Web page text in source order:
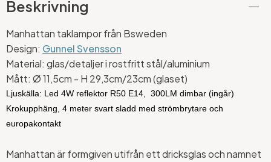
Beskrivning
Manhattan taklampor från Bsweden
Design: Gunnel Svensson
Material: glas/detaljer i rostfritt stål/aluminium
Mått: Ø 11,5cm - H 29,3cm/23cm (glaset)
Ljuskälla: Led 4W reflektor R50 E14, 300LM dimbar (ingår)
Krokupphäng, 4 meter svart sladd med strömbrytare och
europakontakt
Manhattan är formgiven utifrån ett dricksglas och namnet